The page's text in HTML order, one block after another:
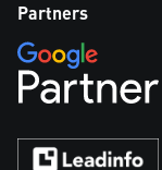
Partners